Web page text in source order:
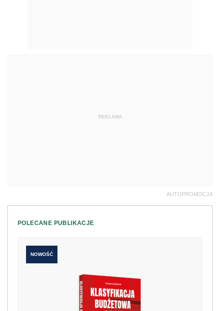
REKLAMA
AUTOPROMOCJA
POLECANE PUBLIKACJE
NOWOŚĆ